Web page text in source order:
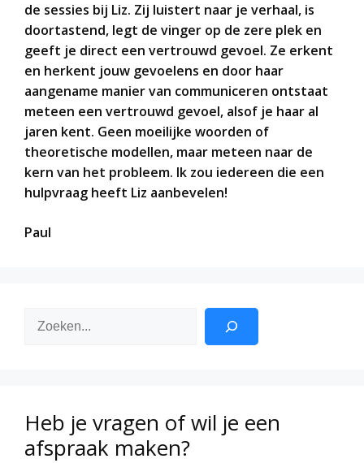
de sessies bij Liz. Zij luistert naar je verhaal, is
doortastend, legt de vinger op de zere plek en
geeft je direct een vertrouwd gevoel. Ze erkent
en herkent jouw gevoelens en door haar
aangename manier van communiceren ontstaat
meteen een vertrouwd gevoel, alsof je haar al
jaren kent. Geen moeilijke woorden of
theoretische modellen, maar meteen naar de
kern van het probleem. Ik zou iedereen die een
hulpvraag heeft Liz aanbevelen!
Paul
Zoeken
Heb je vragen of wil je een
afspraak maken?